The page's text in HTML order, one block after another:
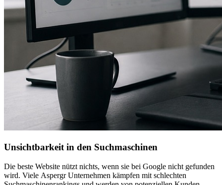
Unsichtbarkeit in den Suchmaschinen
Die beste Website nützt nichts, wenn sie bei Google nicht gefunden
wird. Viele Aspergr Unternehmen kämpfen mit schlechten